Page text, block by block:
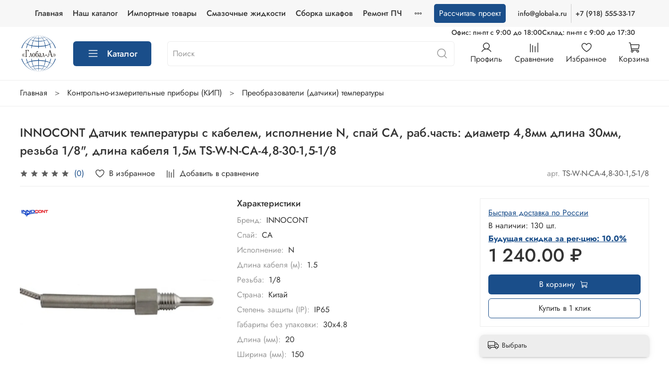
Главная Наш каталог Импортные товары Смазочные жидкости Сборка шкафов Ремонт ПЧ Рассчитать проект info@global-a.ru
+7 (918) 555-33-17
Офис: пн-пт с 9:00 до 18:00Склад: пн-пт с 9:00 до 17:30
Каталог Профиль Сравнение Избранное Корзина
Главная Контрольно-измерительные приборы (КИП) Преобразователи (датчики) температуры
INNOCONT Датчик температуры с кабелем, исполнение N, спай CA, раб.часть: диаметр 4,8мм длина 30мм,
резьба 1/8", длина кабеля 1,5м TS-W-N-CA-4,8-30-1,5-1/8
(0) В избранное Добавить в сравнение арт. TS-W-N-CA-4,8-30-1,5-1/8
Характеристики
Бренд: INNOCONT
Спай: CA
Исполнение: N
Длина кабеля (м): 1.5
Резьба: 1/8
Страна: Китай
Степень защиты (IP): IP65
Габариты без упаковки: 30х4.8
Длина (мм): 20
Ширина (мм): 150
Быстрая доставка по России
В наличии: 130 шт.
Будущая скидка за рег-цию: 10.0%
1 240.00 ₽
В корзину
Купить в 1 клик
Выбрать